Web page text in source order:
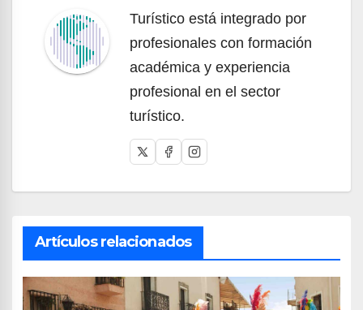
Turístico está integrado por
profesionales con formación
académica y experiencia
profesional en el sector
turístico.
Artículos relacionados